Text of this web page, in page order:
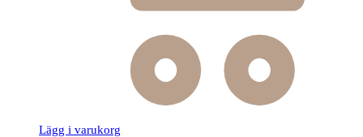
Lägg i varukorg